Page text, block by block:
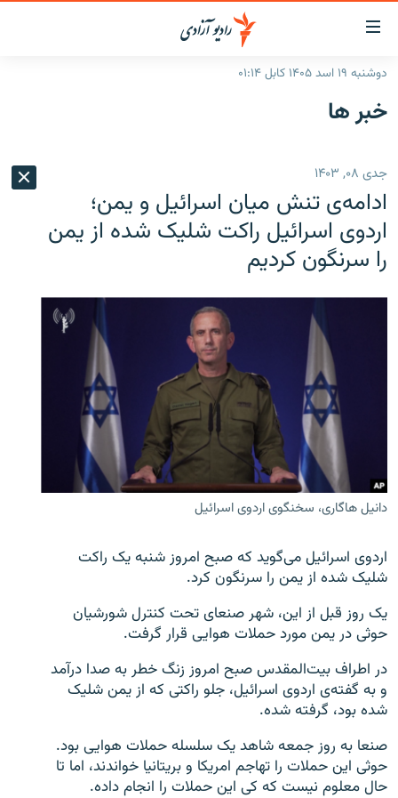
لینک‌های
قابل
دسترسی
به
بازگشت
منوی
اصلی
مراجعه
صفحه
گزارش‌ها
شرق میانه
جهان
جدول نشرات
مصاحبه‌ها
برنامه‌ها
بحران مهاجرت
صفحه پشتو
Azadi English
همۀ سایت‌های رادیو آزادی/ رادیو اروپای آزاد
دوشنبه ۱۹ اسد ۱۴۰۵ کابل ۰۱:۱۴
خبر ها
جدی ۰۸, ۱۴۰۳
ادامه‌ی تنش میان اسرائیل و یمن؛
اردوی اسرائیل راکت شلیک شده از یمن
را سرنگون کردیم
دانیل هاگاری، سخنگوی اردوی اسرائیل
اردوی اسرائیل می‌گوید که صبح امروز شنبه یک راکت
شلیک شده از یمن را سرنگون کرد.
یک روز قبل از این، شهر صنعای تحت کنترل شورشیان
حوثی در یمن مورد حملات هوایی قرار گرفت.
در اطراف بیت‌المقدس صبح امروز زنگ خطر به صدا درآمد
و به گفته‌ی اردوی اسرائیل، جلو راکتی که از یمن شلیک
شده بود، گرفته شده.
صنعا به روز جمعه شاهد یک سلسله حملات هوایی بود.
حوثی این حملات را تهاجم امریکا و بریتانیا خواندند، اما تا
حال معلوم نیست که کی این حملات را انجام داده.